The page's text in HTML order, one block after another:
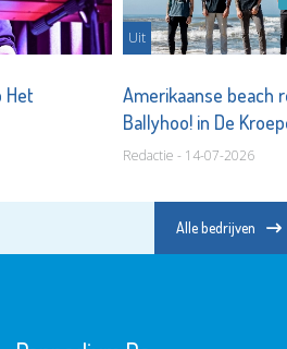
Het
Uit
Amerikaanse beach
Ballyhoo! in De
Redactie - 14-07-2026
Alle bedrijven